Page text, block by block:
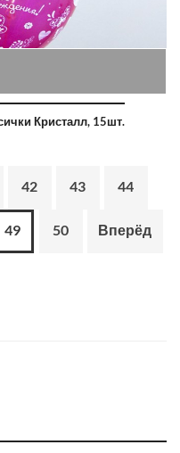
Кристалл, 15шт.
42 43 44
49 50 Вперёд